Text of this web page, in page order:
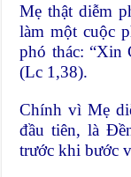
Mẹ thật diễm
làm một cuộc
phó thác: “Xin
(Lc 1,38).
Chính vì Mẹ
đầu tiên, là
trước khi bước